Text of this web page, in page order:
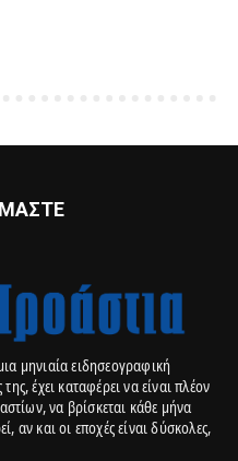
μηνιαία ειδησεογραφική
έχει καταφέρει να είναι πλέον
να βρίσκεται κάθε μήνα
αν και οι εποχές είναι δύσκολες,